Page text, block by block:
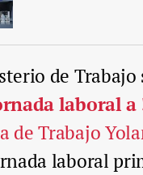
de
laboral a
de Trabajo
laboral